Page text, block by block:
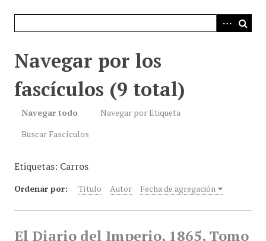
Navegar por los
fascículos (9 total)
Navegar todo
Navegar por Etiqueta
Buscar Fascículos
Etiquetas: Carros
Ordenar por: Título Autor Fecha de agregación
El Diario del Imperio, 1865, Tomo